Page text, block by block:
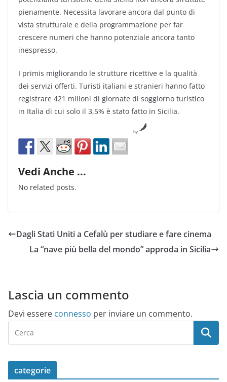
pienamente. Necessita lavorare ancora dal punto di
vista strutturale e della programmazione per far
crescere numeri che hanno potenziale ancora tanto
inespresso.
I primis migliorando le strutture ricettive e la qualità
dei servizi offerti. Turisti italiani e stranieri hanno fatto
registrare 421 milioni di giornate di soggiorno turistico
in Italia di cui solo il 3,5% è stato fatto in Sicilia.
by
Vedi Anche ...
No related posts.
Dagli Stati Uniti a Cefalù per studiare e fare cinema
La “nave più bella del mondo” approda in Sicilia
Lascia un commento
Devi essere connesso per inviare un commento.
categorie